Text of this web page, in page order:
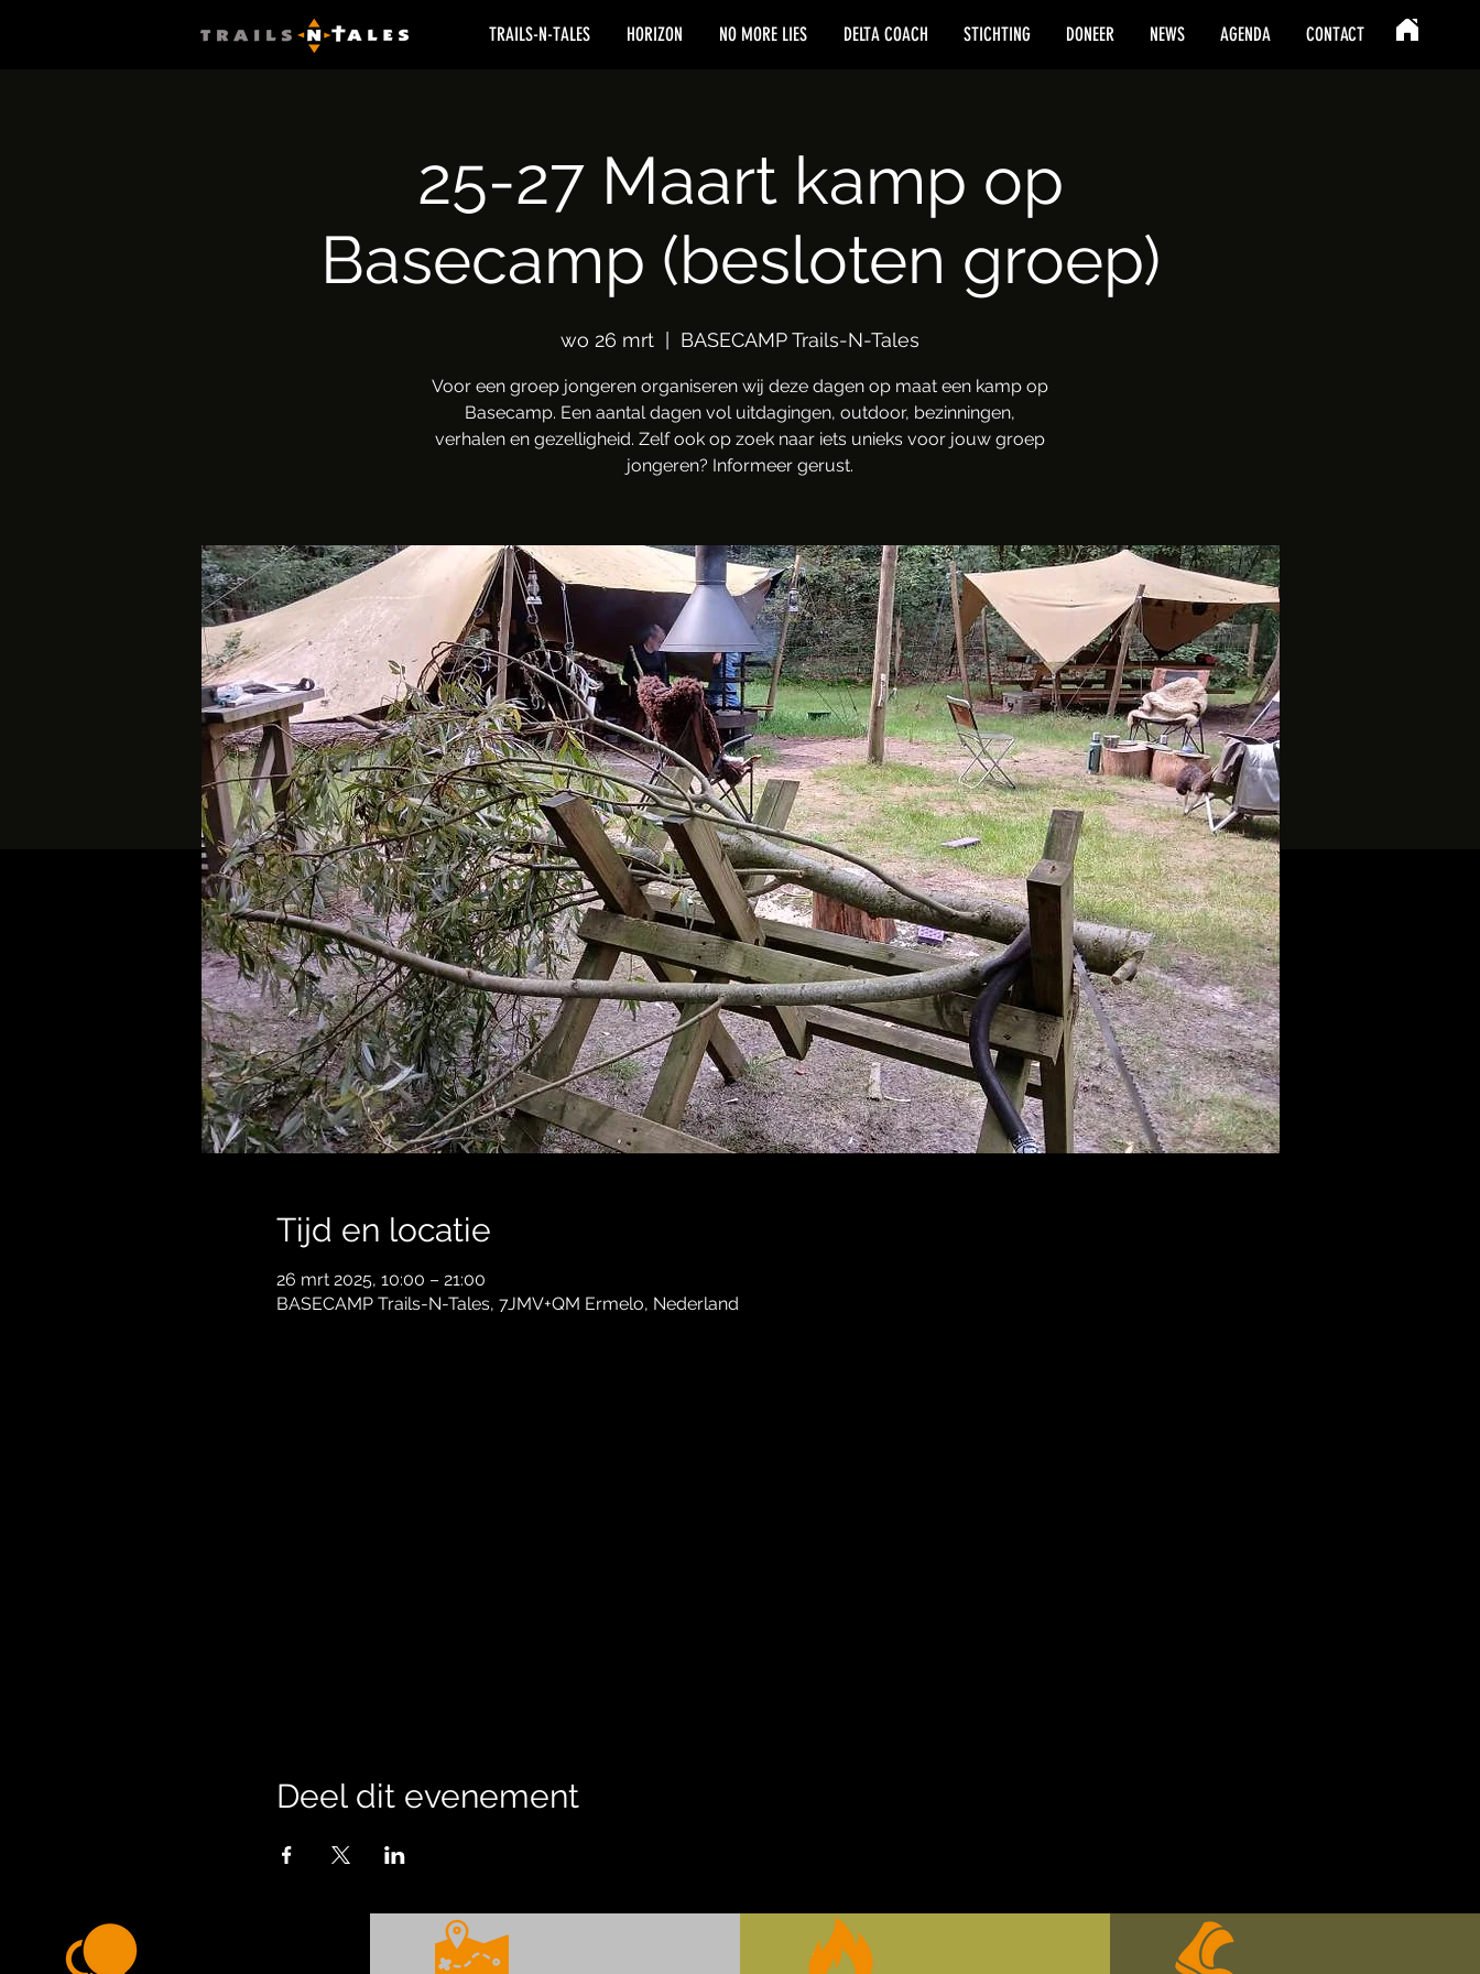
TRAILS-N-TALES HORIZON NO MORE LIES DELTA COACH STICHTING DONEER NEWS AGENDA CONTACT
25-27 Maart kamp op
Basecamp (besloten groep)
wo 26 mrt BASECAMP Trails-N-Tales
Voor een groep jongeren organiseren wij deze dagen op maat een kamp op
Basecamp. Een aantal dagen vol uitdagingen, outdoor, bezinningen,
verhalen en gezelligheid. Zelf ook op zoek naar iets unieks voor jouw groep
jongeren? Informeer gerust.
Tijd en locatie
26 mrt 2025, 10:00 – 21:00
BASECAMP Trails-N-Tales, 7JMV+QM Ermelo, Nederland
Deel dit evenement
tdekker.dec@gmail.com